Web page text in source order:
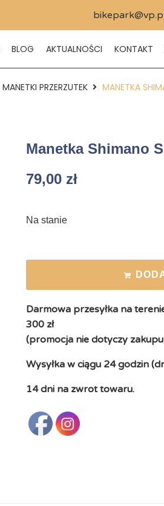
BLOG AKTUALNOŚCI KONTAKT
MANETKI PRZERZUTEK MANETKA
Manetka Shimano
79,00 zł
Na stanie
Darmowa przesyłka na
300 zł
(promocja nie dotyczy
Wysyłka w ciągu 24 godzin
14 dni na zwrot towaru.